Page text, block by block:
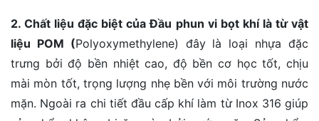
2. Chất liệu đặc biệt của Đầu phun vi bọt khí là từ vật
liệu POM (Polyoxymethylene) đây là loại nhựa đặc
trưng bởi độ bền nhiệt cao, độ bền cơ học tốt, chịu
mài mòn tốt, trọng lượng nhẹ bền với môi trường nước
mặn. Ngoài ra chi tiết đầu cấp khí làm từ Inox 316 giúp